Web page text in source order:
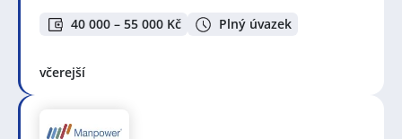
40 000 – 55 000 Kč Plný úvazek
včerejší